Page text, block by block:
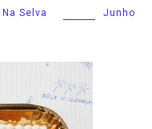
Na Selva
Junho